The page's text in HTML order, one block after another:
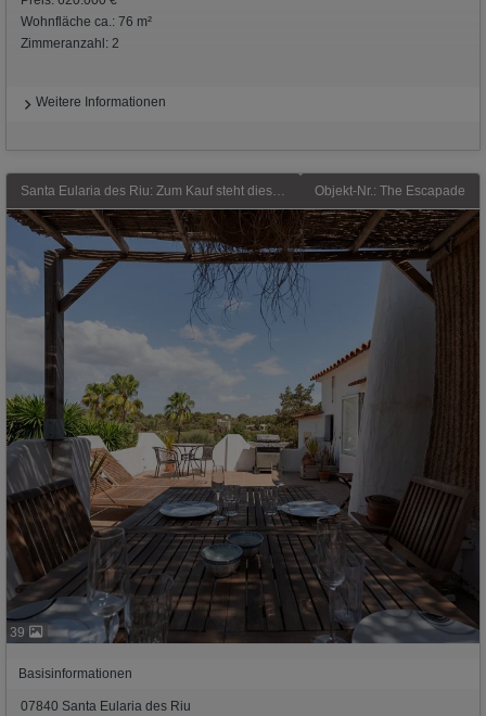
Wohnfläche ca.: 76 m²
Zimmeranzahl: 2
Weitere Informationen
Santa Eularia des Riu: Zum Kauf steht diese Doppelhaushälfte in Siesta (Santa Eulària des Riu), die ein entspanntes mediterranes Lebensgefühl bietet und nur wenige Schritte Objekt-Nr.: The Escapade
39
Basisinformationen
07840 Santa Eularia des Riu